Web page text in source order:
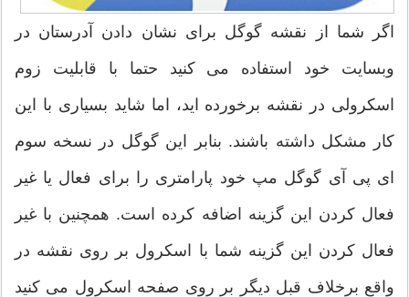
اگر شما از نقشه گوگل برای نشان دادن آدرستان در
وبسایت خود استفاده می کنید حتما با قابلیت زوم
اسکرولی در نقشه برخورده اید، اما شاید بسیاری با این
کار مشکل داشته باشند. بنابر این گوگل در نسخه سوم
ای پی آی گوگل مپ خود پارامتری را برای فعال یا غیر
فعال کردن این گزینه اضافه کرده است. همچنین با غیر
فعال کردن این گزینه شما با اسکرول بر روی نقشه در
واقع برخلاف قبل دیگر بر روی صفحه اسکرول می کنید